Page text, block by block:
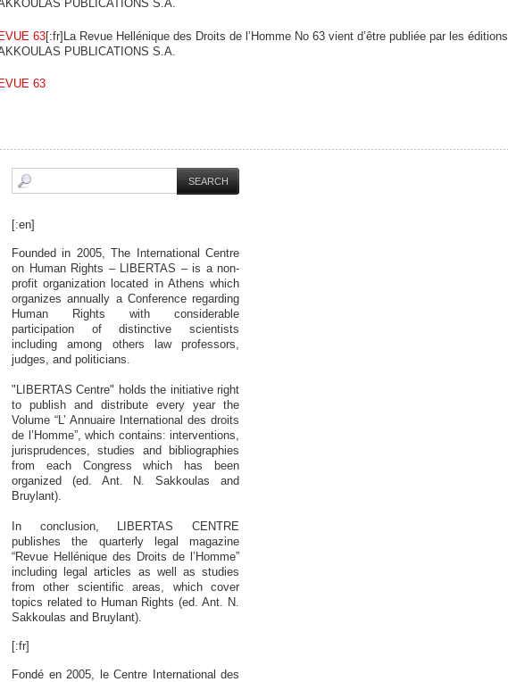
PUBLICATIONS S.A.
63[:fr]La Revue Hellénique des Droits de l’Homme No 63 vient d’être publiée par les éditions
PUBLICATIONS S.A.
63
[:en]
Founded in 2005, The International Centre
on Human Rights – LIBERTAS – is a non-
profit organization located in Athens which
organizes annually a Conference regarding
Human Rights with considerable
participation of distinctive scientists
including among others law professors,
judges, and politicians.
"LIBERTAS Centre" holds the initiative right
to publish and distribute every year the
Volume “L’ Annuaire International des droits
de l’Homme”, which contains: interventions,
jurisprudences, studies and bibliographies
from each Congress which has been
organized (ed. Ant. N. Sakkoulas and
Bruylant).
In conclusion, LIBERTAS CENTRE
publishes the quarterly legal magazine
“Revue Hellénique des Droits de l’Homme”
including legal articles as well as studies
from other scientific areas, which cover
topics related to Human Rights (ed. Ant. N.
Sakkoulas and Bruylant).
[:fr]
Fondé en 2005, le Centre International des